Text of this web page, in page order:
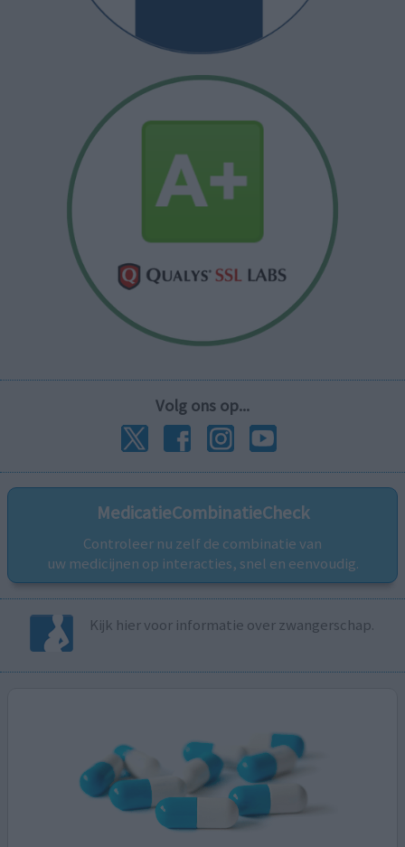
Volg ons op...
MedicatieCombinatieCheck
Controleer nu zelf de combinatie van
uw medicijnen op interacties, snel en eenvoudig.
Kijk hier voor informatie over zwangerschap.